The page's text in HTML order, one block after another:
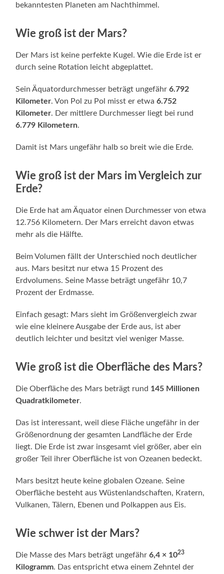
bekanntesten Planeten am Nachthimmel.
Wie groß ist der Mars?
Der Mars ist keine perfekte Kugel. Wie die Erde ist er
durch seine Rotation leicht abgeplattet.
Sein Äquatordurchmesser beträgt ungefähr6.792
Kilometer. Von Pol zu Pol misst er etwa6.752
Kilometer. Der mittlere Durchmesser liegt bei rund
6.779 Kilometern.
Damit ist Mars ungefähr halb so breit wie die Erde.
Wie groß ist der Mars im Vergleich zur
Erde?
Die Erde hat am Äquator einen Durchmesser von etwa
12.756 Kilometern. Der Mars erreicht davon etwas
mehr als die Hälfte.
Beim Volumen fällt der Unterschied noch deutlicher
aus. Mars besitzt nur etwa 15 Prozent des
Erdvolumens. Seine Masse beträgt ungefähr 10,7
Prozent der Erdmasse.
Einfach gesagt: Mars sieht im Größenvergleich zwar
wie eine kleinere Ausgabe der Erde aus, ist aber
deutlich leichter und besitzt viel weniger Masse.
Wie groß ist die Oberfläche des Mars?
Die Oberfläche des Mars beträgt rund 145 Millionen
Quadratkilometer.
Das ist interessant, weil diese Fläche ungefähr in der
Größenordnung der gesamten Landfläche der Erde
liegt. Die Erde ist zwar insgesamt viel größer, aber ein
großer Teil ihrer Oberfläche ist von Ozeanen bedeckt.
Mars besitzt heute keine globalen Ozeane. Seine
Oberfläche besteht aus Wüstenlandschaften, Kratern,
Vulkanen, Tälern, Ebenen und Polkappen aus Eis.
Wie schwer ist der Mars?
Die Masse des Mars beträgt ungefähr6,4 × 1023
Kilogramm. Das entspricht etwa einem Zehntel der